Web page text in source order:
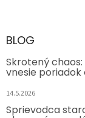
BLOG
Skrotený
vnesie poriadok
14.5.2026
Sprievodca